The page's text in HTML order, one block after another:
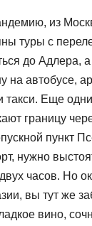
из
туры с
до Адлера, а
на автобусе,
такси. Еще
границу
пункт
нужно
часов. Но
вы тут же
вино,